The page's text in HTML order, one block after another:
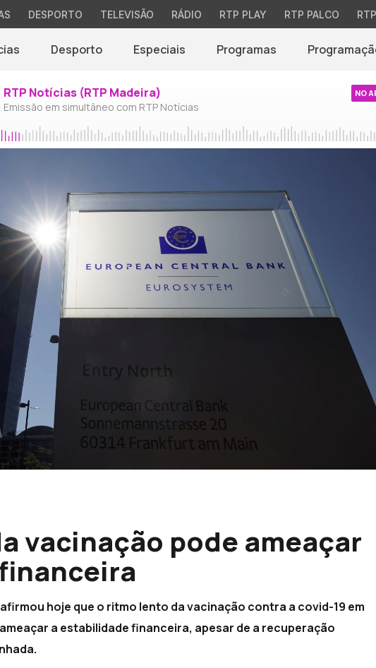
DESPORTO TELEVISÃO RÁDIO RTP PLAY RTP PALCO
Desporto Especiais Programas
RTP Notícias (RTP Madeira)
Emissão em simultâneo com RTP Notícias
NO
vacinação pode ameaçar
hoje que o ritmo lento da vacinação contra a covid-19 em
a estabilidade financeira, apesar de a recuperação